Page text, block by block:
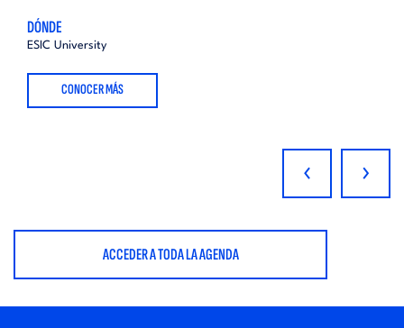
DÓNDE
ESIC University
CONOCER MÁS
‹ ›
ACCEDER A TODA LA AGENDA